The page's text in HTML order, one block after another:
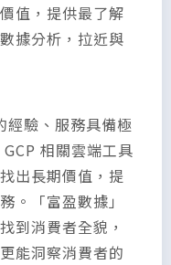
值，提供最了解
據分析，拉近與
驗、服務具備極
相關雲端工具
出長期價值，提
。「富盈數據」
到消費者全貌，
能洞察消費者的